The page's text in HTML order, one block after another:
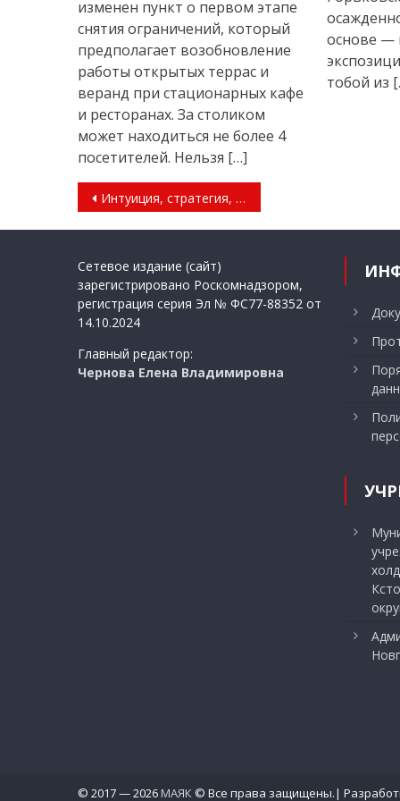
изменен пункт о первом этапе
снятия ограничений, который
предполагает возобновление
работы открытых террас и
веранд при стационарных кафе
и ресторанах. За столиком
может находиться не более 4
посетителей. Нельзя […]
основе —
тобой из
Навигация
по
Интуиция, стратегия, интеллект
Сетевое издание (сайт)
зарегистрировано Роскомнадзором,
регистрация серия Эл № ФС77-88352 от
14.10.2024
Главный редактор:
Чернова Елена Владимировна
© 2017 — 2026МАЯК © Все права защищены.|